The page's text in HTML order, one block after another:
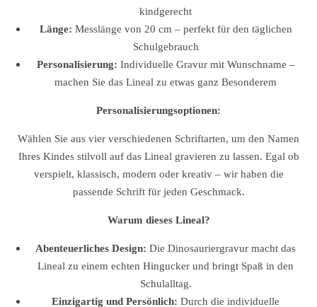
kindgerecht
Länge: Messlänge von 20 cm – perfekt für den täglichen
Schulgebrauch
Personalisierung: Individuelle Gravur mit Wunschname –
machen Sie das Lineal zu etwas ganz Besonderem
Personalisierungsoptionen:
Wählen Sie aus vier verschiedenen Schriftarten, um den Namen
Ihres Kindes stilvoll auf das Lineal gravieren zu lassen. Egal ob
verspielt, klassisch, modern oder kreativ – wir haben die
passende Schrift für jeden Geschmack.
Warum dieses Lineal?
Abenteuerliches Design: Die Dinosauriergravur macht das
Lineal zu einem echten Hingucker und bringt Spaß in den
Schulalltag.
Einzigartig und Persönlich: Durch die individuelle